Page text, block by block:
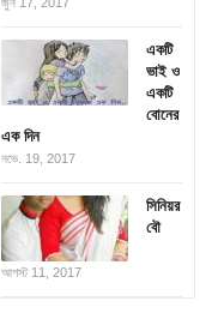
একটি
ভাই ও
একটি
বোনের
এক দিন
নভে. 19, 2017
সিনিয়র
বৌ
আগস্ট 11, 2017